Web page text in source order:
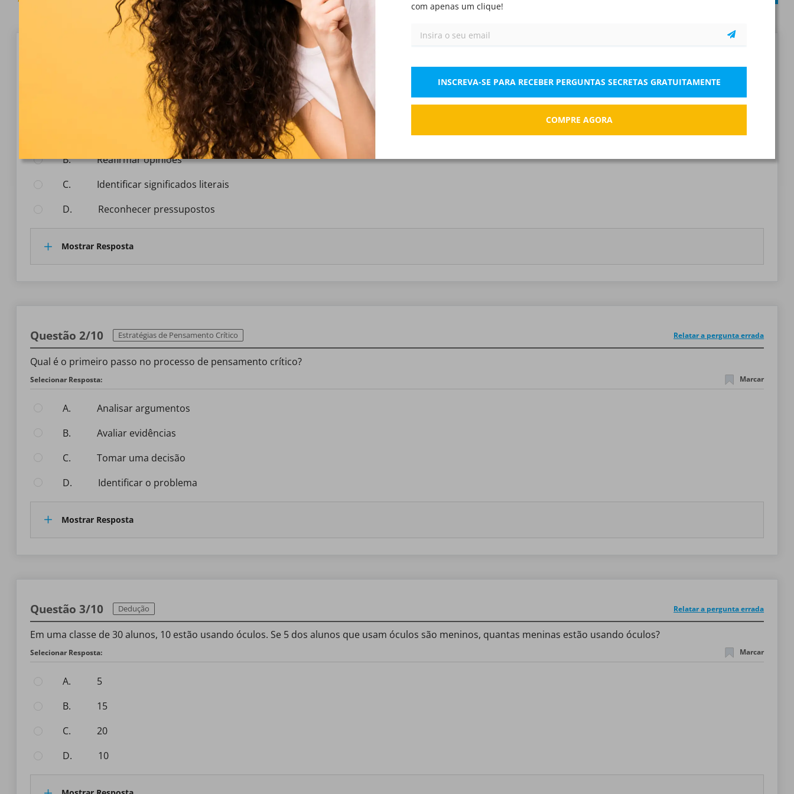
Análise e Avaliação de Informação
Qual das seguintes é uma habilidade de avaliação crítica?
Marcar
sumarizar informações
B.
reafirmar opiniões
C.
identificar significados literais
D.
reconhecer pressupostos
Mostrar Resposta
Questão 2/10 Estratégias de Pensamento Crítico Relatar a pergunta errada
Qual é o primeiro passo no processo de pensamento crítico?
Selecionar Resposta: Marcar
A.
Analisar argumentos
B.
Avaliar evidências
C.
Tomar uma decisão
D.
Identificar o problema
Mostrar Resposta
Questão 3/10 Dedução Relatar a pergunta errada
Em uma classe de 30 alunos, 10 estão usando óculos. Se 5 dos alunos que usam óculos são meninos, quantas meninas estão usando óculos?
Selecionar Resposta: Marcar
A.
5
B.
15
C.
20
D.
10
com apenas um clique!
INSCREVA-SE PARA RECEBER PERGUNTAS SECRETAS GRATUITAMENTE
COMPRE AGORA